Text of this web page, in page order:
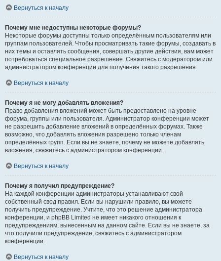
Вернуться к началу
Почему мне недоступны некоторые форумы?
Некоторые форумы доступны только определённым пользователям или
группам пользователей. Чтобы просматривать такие форумы, создавать в
них темы и оставлять сообщения, совершать другие действия, вам может
потребоваться специальное разрешение. Свяжитесь с модератором или
администратором конференции для получения такого разрешения.
Вернуться к началу
Почему я не могу добавлять вложения?
Право добавления вложений может быть предоставлено на уровне
форума, группы или пользователя. Администратор конференции может
не разрешить добавление вложений в определённых форумах. Также
возможно, что добавлять вложения разрешено только членам
определённых групп. Если вы не знаете, почему не можете добавлять
вложения, свяжитесь с администратором конференции.
Вернуться к началу
Почему я получил предупреждение?
На каждой конференции администраторы устанавливают свой
собственный свод правил. Если вы нарушили правило, вы можете
получить предупреждение. Учтите, что это решение администратора
конференции, и phpBB Limited не имеет никакого отношения к
предупреждениям, вынесенным на данном сайте. Если вы не знаете, за
что получили предупреждение, свяжитесь с администратором
конференции.
Вернуться к началу